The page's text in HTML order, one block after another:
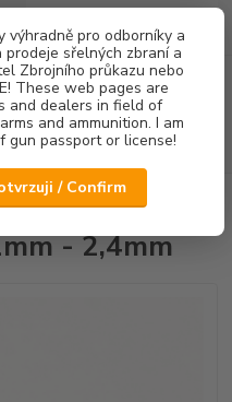
výhradně pro odborníky a
sřelných zbraní a
Zbrojního průkazu nebo
These web pages are
and dealers in field of
and ammunition. I am
gun passport or license!
/ Confirm
Menu
Hledat
za0,00 Kč
- 2,4mm
- 2,4mm